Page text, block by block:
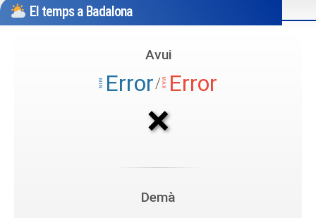
El temps a Badalona